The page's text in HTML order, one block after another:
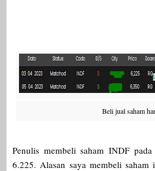
Beli jual saham
Penulis membeli saham INDF
6.225. Alasan saya membeli saham